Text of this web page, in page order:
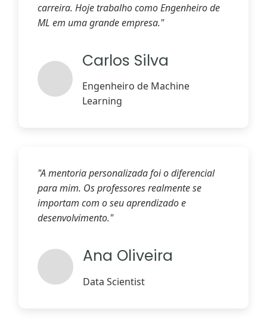
carreira. Hoje trabalho como Engenheiro de
ML em uma grande empresa."
Carlos Silva
Engenheiro de Machine
Learning
"A mentoria personalizada foi o diferencial
para mim. Os professores realmente se
importam com o seu aprendizado e
desenvolvimento."
Ana Oliveira
Data Scientist